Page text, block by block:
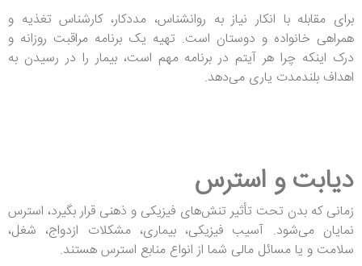
برای مقابله با انکار نیاز به روانشناس، مددکار، کارشناس تغذیه و
همراهی خانواده و دوستان است. تهیه یک برنامه مراقبت روزانه و
درک اینکه چرا هر آیتم در برنامه مهم است، بیمار را در رسیدن به
اهداف بلندمدت یاری می‌دهد.
دیابت و استرس
زمانی که بدن تحت تأثیر تنش‌های فیزیکی و ذهنی قرار بگیرد، استرس
نمایان می‌شود. آسیب فیزیکی، بیماری، مشکلات ازدواج، شغل،
سلامت و یا مسائل مالی شما از انواع منابع استرس هستند.